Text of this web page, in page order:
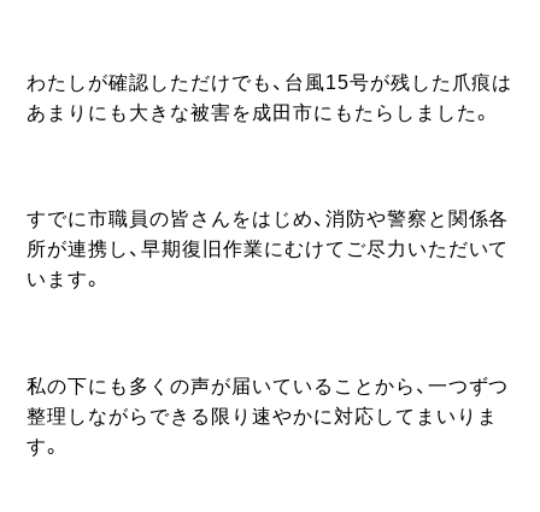
わたしが確認しただけでも、台風15号が残した爪痕は
あまりにも大きな被害を成田市にもたらしました。
すでに市職員の皆さんをはじめ、消防や警察と関係各
所が連携し、早期復旧作業にむけてご尽力いただいて
います。
私の下にも多くの声が届いていることから、一つずつ
整理しながらできる限り速やかに対応してまいりま
す。